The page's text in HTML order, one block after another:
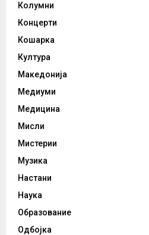
Колумни
Концерти
Кошарка
Култура
Македонија
Медиуми
Медицина
Мисли
Мистерии
Музика
Настани
Наука
Образование
Одбојка